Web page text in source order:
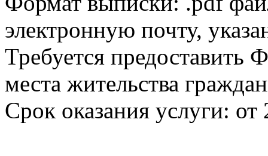
электронную почту,
Требуется
места жительства
Срок оказания услуги: от